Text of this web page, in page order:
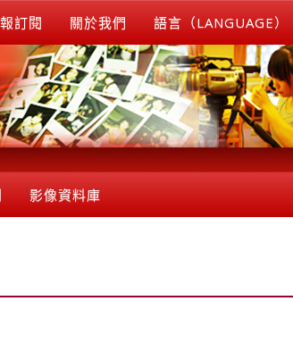
訂閱 關於我們 語言（LANGUAGE）
影像資料庫